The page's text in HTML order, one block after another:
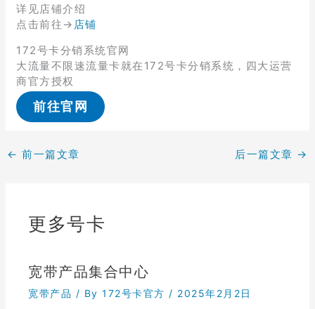
详见店铺介绍
点击前往→ 店铺
172号卡分销系统官网
大流量不限速流量卡就在172号卡分销系统，四大运营
商官方授权
前往官网
← 前一篇文章 后一篇文章 →
更多号卡
宽带产品集合中心
宽带产品 / By172号卡官方 / 2025年2月2日